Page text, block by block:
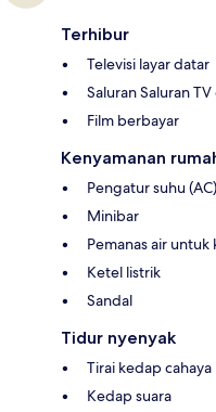
Terhibur
Televisi layar datar
Saluran Saluran
Film berbayar
Kenyamanan
Pengatur suhu (AC)
Minibar
Pemanas air
Ketel listrik
Sandal
Tidur nyenyak
Tirai kedap cahaya
Kedap suara